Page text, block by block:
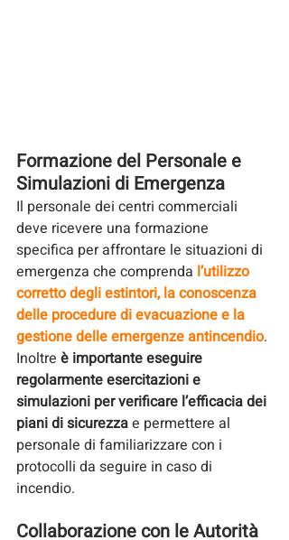
Formazione del Personale e
Simulazioni di Emergenza
Il personale dei centri commerciali
deve ricevere una formazione
specifica per affrontare le situazioni di
emergenza che comprenda l’utilizzo
corretto degli estintori, la conoscenza
delle procedure di evacuazione e la
gestione delle emergenze antincendio.
Inoltre è importante eseguire
regolarmente esercitazioni e
simulazioni per verificare l’efficacia dei
piani di sicurezza e permettere al
personale di familiarizzare con i
protocolli da seguire in caso di
incendio.
Collaborazione con le Autorità